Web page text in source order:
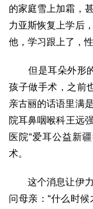
国际
生态文明 能源资源
视频
访谈 动态
地方
京
鲁 豫 鄂 湘
陕
甘 青 宁 新
的家庭雪上加霜，
力亚斯恢复上学后
他，学习跟上了，
但是耳朵外形的
孩子做手术，之前
亲古丽的话语里满
院耳鼻咽喉科王远
医院“爱耳公益新
术。
这个消息让伊力
问母亲：“什么时